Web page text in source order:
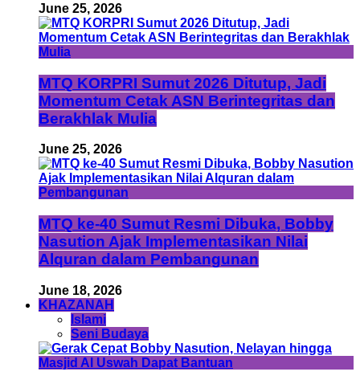
June 25, 2026
MTQ KORPRI Sumut 2026 Ditutup, Jadi
Momentum Cetak ASN Berintegritas dan
Berakhlak Mulia
June 25, 2026
MTQ ke-40 Sumut Resmi Dibuka, Bobby
Nasution Ajak Implementasikan Nilai
Alquran dalam Pembangunan
June 18, 2026
KHAZANAH
Islami
Seni Budaya